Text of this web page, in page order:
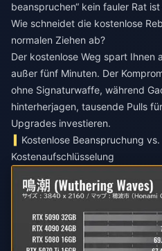
beanspruchen“ kein fauler Rat
Wie schneidet die kostenlose
normalen Ziehen ab?
Der kostenlose Weg spart Ihnen
außer fünf Minuten. Der
ohne Signaturwaffe, während
hinterherjagen, tausende Pulls
Upgrades investieren.
Kostenlose Beanspruchung
Kostenaufschlüsselung